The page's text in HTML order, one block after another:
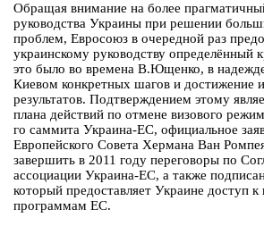
Обращая внимание на более
руководства Украины при решении
проблем, Евросоюз в очередной раз
украинскому руководству определённый
это было во времена В.Ющенко, в
Киевом конкретных шагов и достижение
результатов. Подтверждением этому
плана действий по отмене визового
го саммита Украина-ЕС, официальное
Европейского Совета Хермана Ван
завершить в 2011 году переговоры по
ассоциации Украина-ЕС, а также
который предоставляет Украине доступ
программам ЕС.